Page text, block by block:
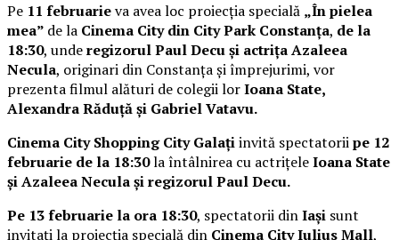
Pe 11 februarieva avea loc proiecția specială „În pielea
mea” de la Cinema City din City Park Constanța, de la
18:30, underegizorul Paul Decu și actrița Azaleea
Necula, originari din Constanța și împrejurimi, vor
prezenta filmul alături de colegii lorIoana State,
Alexandra Răduță și Gabriel Vatavu.
Cinema City Shopping City Galațiinvită spectatoriipe 12
februarie de la 18:30la întâlnirea cu actrițeleIoana State
și Azaleea Necula și regizorul Paul Decu.
Pe 13 februarie la ora 18:30, spectatorii dinIași sunt
invitați la proiecția specială din Cinema City Iulius Mall,